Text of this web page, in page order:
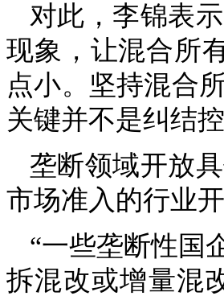
对此，李锦表
现象，让混合所
点小。坚持混合
关键并不是纠结
垄断领域开放
市场准入的行业
“一些垄断性国
拆混改或增量混